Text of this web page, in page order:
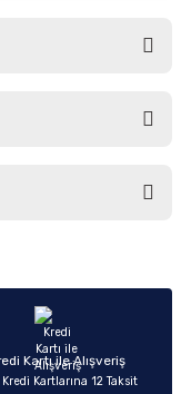
tarafımıza
Kartı ile Alışveriş
Kredi Kartlarına 12 Taksit